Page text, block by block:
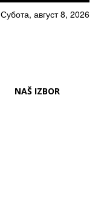
Субота, август 8, 2026
NAŠ IZBOR